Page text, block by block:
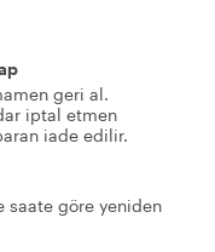
geri al.
iptal etmen
iade edilir.
saate göre yeniden